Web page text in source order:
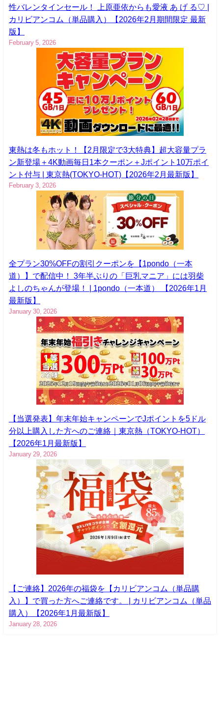
性バレンタインセール！ 上原亜依からも愛液 あ げ る♡ |
カリビアンコム（単品購入）【2026年2月期間限定 最新
版】
February 5, 2026
東熱は冬もホット！【2月限定で3大特典】超大容量プラ
ン新登場＋4K動画毎日1本クーポン＋Jポイント10万ポイ
ント付与 | 東京熱(TOKYO-HOT)【2026年2月最新版】
February 3, 2026
全プラン30%OFFの割引クーポンを【1pondo（一本
道）】で配信中！ 3年半ぶりの「巨乳マニア」には羽柴
よしのちゃんが登場！ | 1pondo（一本道） 【2026年1月
最新版】
January 30, 2026
【当選発表】年末年始キャンペーンでJポイントを5ドル
分以上購入した方へのご連絡｜東京熱（TOKYO-HOT）
【2026年1月最新版】
January 29, 2026
【ご連絡】2026年の福袋を【カリビアンコム（単品購
入）】で買った方へご連絡です。 | カリビアンコム（単品
購入）【2026年1月最新版】
January 28, 2026